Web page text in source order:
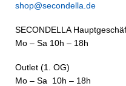
shop@secondella.de
SECONDELLA
Mo – Sa 10h – 18h
Outlet (1. OG)
Mo – Sa 10h – 18h